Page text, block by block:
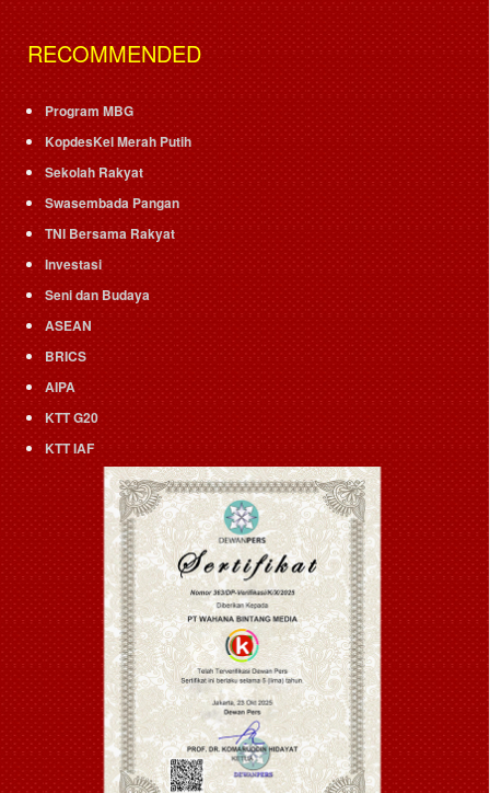
RECOMMENDED
Program MBG
KopdesKel Merah Putih
Sekolah Rakyat
Swasembada Pangan
TNI Bersama Rakyat
Investasi
Seni dan Budaya
ASEAN
BRICS
AIPA
KTT G20
KTT IAF